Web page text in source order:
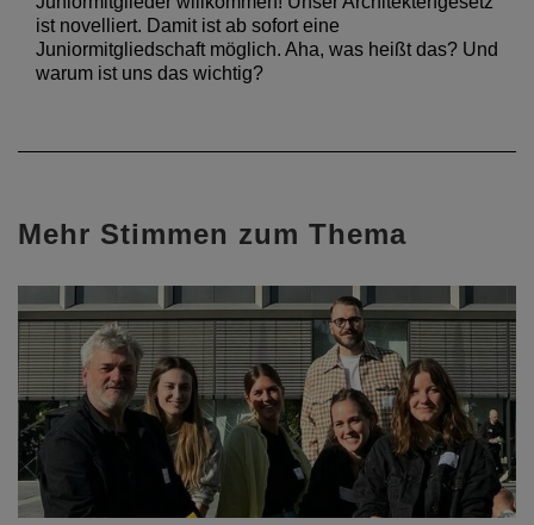
ist novelliert. Damit ist ab sofort eine
Juniormitgliedschaft möglich. Aha, was heißt das? Und
warum ist uns das wichtig?
Mehr Stimmen zum Thema